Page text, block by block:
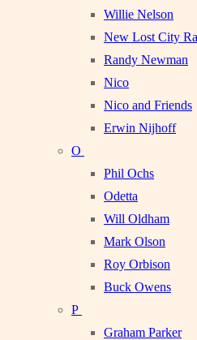
Willie Nelson
New Lost City
Randy Newman
Nico
Nico and Friends
Erwin Nijhoff
O
Phil Ochs
Odetta
Will Oldham
Mark Olson
Roy Orbison
Buck Owens
P
Graham Parker